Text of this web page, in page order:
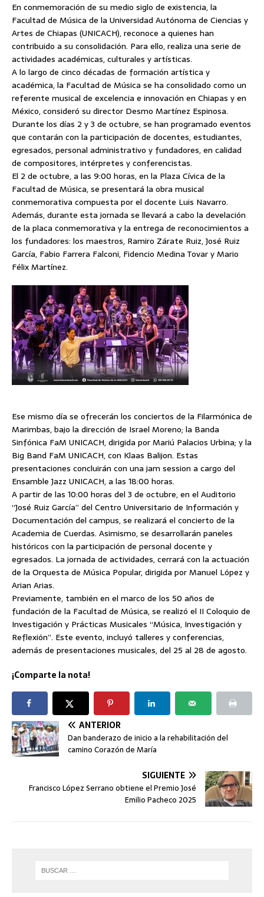
En conmemoración de su medio siglo de existencia, la
Facultad de Música de la Universidad Autónoma de Ciencias y
Artes de Chiapas (UNICACH), reconoce a quienes han
contribuido a su consolidación. Para ello, realiza una serie de
actividades académicas, culturales y artísticas.
A lo largo de cinco décadas de formación artística y
académica, la Facultad de Música se ha consolidado como un
referente musical de excelencia e innovación en Chiapas y en
México, consideró su director Desmo Martínez Espinosa.
Durante los días 2 y 3 de octubre, se han programado eventos
que contarán con la participación de docentes, estudiantes,
egresados, personal administrativo y fundadores, en calidad
de compositores, intérpretes y conferencistas.
El 2 de octubre, a las 9:00 horas, en la Plaza Cívica de la
Facultad de Música, se presentará la obra musical
conmemorativa compuesta por el docente Luis Navarro.
Además, durante esta jornada se llevará a cabo la develación
de la placa conmemorativa y la entrega de reconocimientos a
los fundadores: los maestros, Ramiro Zárate Ruiz, José Ruiz
García, Fabio Farrera Falconi, Fidencio Medina Tovar y Mario
Félix Martínez.
Ese mismo día se ofrecerán los conciertos de la Filarmónica de
Marimbas, bajo la dirección de Israel Moreno; la Banda
Sinfónica FaM UNICACH, dirigida por Mariú Palacios Urbina; y la
Big Band FaM UNICACH, con Klaas Balijon. Estas
presentaciones concluirán con una jam session a cargo del
Ensamble Jazz UNICACH, a las 18:00 horas.
A partir de las 10:00 horas del 3 de octubre, en el Auditorio
“José Ruiz García” del Centro Universitario de Información y
Documentación del campus, se realizará el concierto de la
Academia de Cuerdas. Asimismo, se desarrollarán paneles
históricos con la participación de personal docente y
egresados. La jornada de actividades, cerrará con la actuación
de la Orquesta de Música Popular, dirigida por Manuel López y
Arian Arias.
Previamente, también en el marco de los 50 años de
fundación de la Facultad de Música, se realizó el II Coloquio de
Investigación y Prácticas Musicales “Música, Investigación y
Reflexión”. Este evento, incluyó talleres y conferencias,
además de presentaciones musicales, del 25 al 28 de agosto.
¡Comparte la nota!
ANTERIOR
Dan banderazo de inicio a la rehabilitación del
camino Corazón de María
SIGUIENTE
Francisco López Serrano obtiene el Premio José
Emilio Pacheco 2025